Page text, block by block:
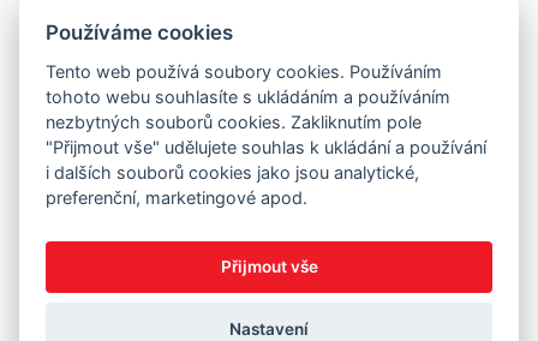
Používáme cookies
Tento web používá soubory cookies. Používáním
tohoto webu souhlasíte s ukládáním a používáním
nezbytných souborů cookies. Zakliknutím pole
"Přijmout vše" udělujete souhlas k ukládání a používání
i dalších souborů cookies jako jsou analytické,
preferenční, marketingové apod.
Přijmout vše
Nastavení